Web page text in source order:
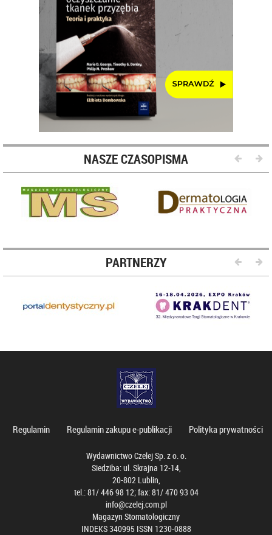
NASZE CZASOPISMA
PARTNERZY
Regulamin Regulamin zakupu e-publikacji Polityka prywatności
Wydawnictwo Czelej Sp. z o. o.
Siedziba: ul. Skrajna 12-14,
20-802 Lublin,
tel.: 81/ 446 98 12; fax: 81/ 470 93 04
info@czelej.com.pl
Magazyn Stomatologiczny
INDEKS 340995 ISSN 1230-0888